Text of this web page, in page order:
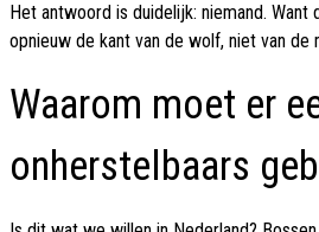
Het antwoord is duidelijk: niemand.
opnieuw de kant van de wolf, niet van de
Waarom moet er
onherstelbaars